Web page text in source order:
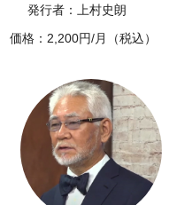
発行者：上村史朗
価格：2,200円/月（税込）